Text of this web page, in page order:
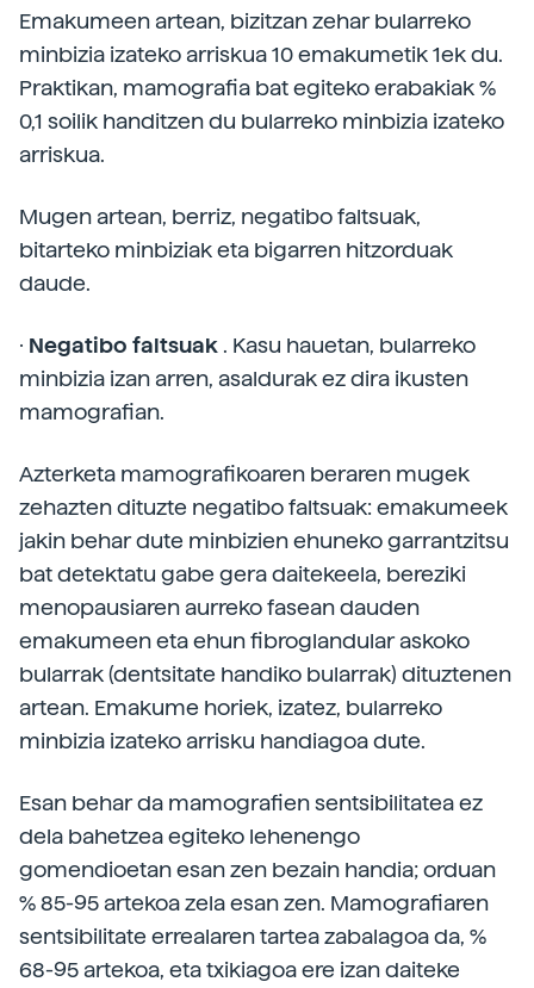
Emakumeen artean, bizitzan zehar bularreko
minbizia izateko arriskua 10 emakumetik 1ek du.
Praktikan, mamografia bat egiteko erabakiak %
0,1 soilik handitzen du bularreko minbizia izateko
arriskua.
Mugen artean, berriz, negatibo faltsuak,
bitarteko minbiziak eta bigarren hitzorduak
daude.
· Negatibo faltsuak . Kasu hauetan, bularreko
minbizia izan arren, asaldurak ez dira ikusten
mamografian.
Azterketa mamografikoaren beraren mugek
zehazten dituzte negatibo faltsuak: emakumeek
jakin behar dute minbizien ehuneko garrantzitsu
bat detektatu gabe gera daitekeela, bereziki
menopausiaren aurreko fasean dauden
emakumeen eta ehun fibroglandular askoko
bularrak (dentsitate handiko bularrak) dituztenen
artean. Emakume horiek, izatez, bularreko
minbizia izateko arrisku handiagoa dute.
Esan behar da mamografien sentsibilitatea ez
dela bahetzea egiteko lehenengo
gomendioetan esan zen bezain handia; orduan
% 85-95 artekoa zela esan zen. Mamografiaren
sentsibilitate errealaren tartea zabalagoa da, %
68-95 artekoa, eta txikiagoa ere izan daiteke